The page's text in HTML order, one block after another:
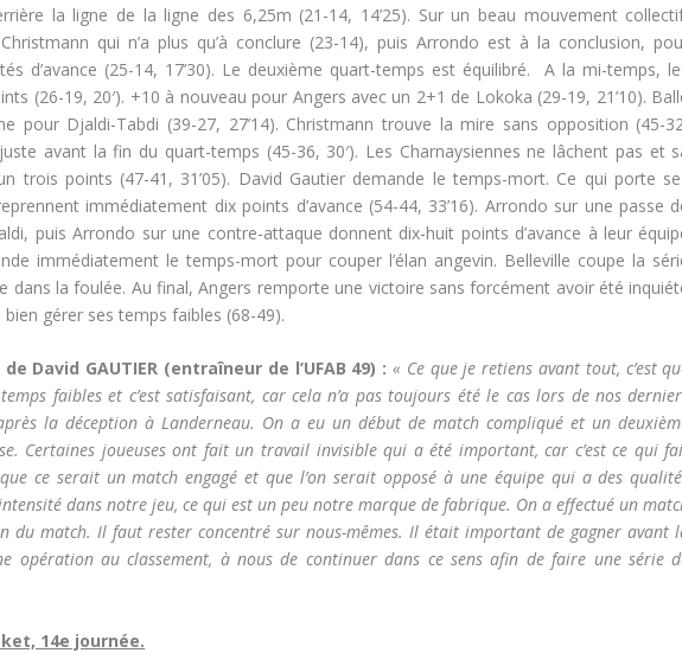
la ligne de la ligne des 6,25m (21-14, 14’25). Sur un beau mouvement
qui n’a plus qu’à conclure (23-14), puis Arrondo est à la conclusion,
d’avance (25-14, 17’30). Le deuxième quart-temps est équilibré. A la mi-temps,
(26-19, 20′). +10 à nouveau pour Angers avec un 2+1 de Lokoka (29-19, 21’10).
pour Djaldi-Tabdi (39-27, 27’14). Christmann trouve la mire sans opposition (45-
avant la fin du quart-temps (45-36, 30′). Les Charnaysiennes ne lâchent pas et
trois points (47-41, 31’05). David Gautier demande le temps-mort. Ce qui porte
immédiatement dix points d’avance (54-44, 33’16). Arrondo sur une passe
puis Arrondo sur une contre-attaque donnent dix-huit points d’avance à leur
immédiatement le temps-mort pour couper l’élan angevin. Belleville coupe la
dans la foulée. Au final, Angers remporte une victoire sans forcément avoir été
gérer ses temps faibles (68-49).
David GAUTIER (entraîneur de l’UFAB 49) : « Ce que je retiens avant tout, c’est
faibles et c’est satisfaisant, car cela n’a pas toujours été le cas lors de nos
la déception à Landerneau. On a eu un début de match compliqué et un
Certaines joueuses ont fait un travail invisible qui a été important, car c’est ce qui
ce serait un match engagé et que l’on serait opposé à une équipe qui a des
dans notre jeu, ce qui est un peu notre marque de fabrique. On a effectué un
du match. Il faut rester concentré sur nous-mêmes. Il était important de gagner avant
opération au classement, à nous de continuer dans ce sens afin de faire une série
14e journée.